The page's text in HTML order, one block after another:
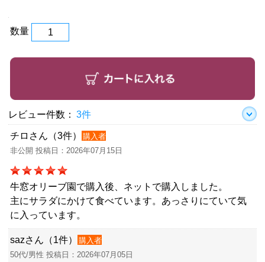
数量
レビュー件数： 3件
チロさん（3件）
購入者
非公開 投稿日：2026年07月15日
牛窓オリーブ園で購入後、ネットで購入しました。
主にサラダにかけて食べています。あっさりにていて気
に入っています。
sazさん（1件）
購入者
50代/男性 投稿日：2026年07月05日